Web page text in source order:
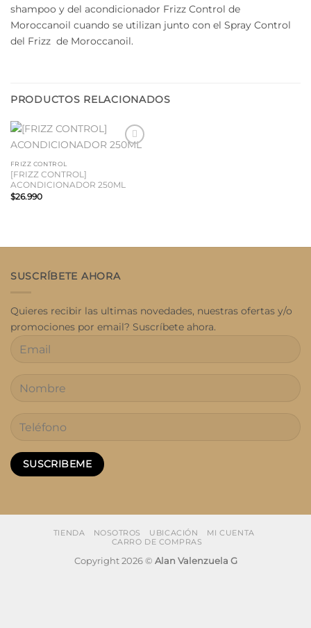
shampoo y del acondicionador Frizz Control de
Moroccanoil cuando se utilizan junto con el Spray Control
del Frizz de Moroccanoil.
PRODUCTOS RELACIONADOS
deseos
FRIZZ CONTROL
[FRIZZ CONTROL]
ACONDICIONADOR 250ML
$26.990
SUSCRÍBETE AHORA
Quieres recibir las ultimas novedades, nuestras ofertas y/o
promociones por email? Suscríbete ahora.
TIENDA NOSOTROS UBICACIÓN
MI CUENTA
CARRO DE COMPRAS
Copyright 2026 © Alan Valenzuela G